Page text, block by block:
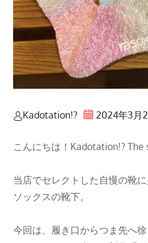
Kadotation!? 2024年3月
こんにちは！Kadotation!? The
当店でセレクトした自慢の靴
ソックスの靴下。
今回は、履き口からつま先へ